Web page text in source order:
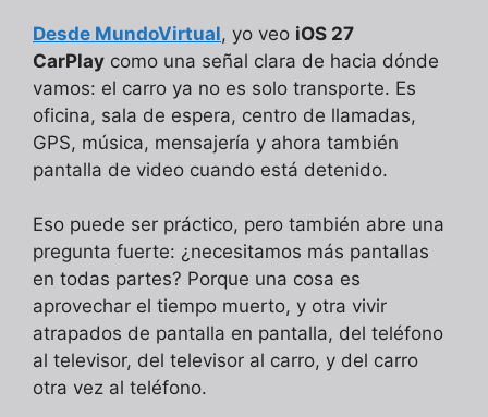
Desde MundoVirtual, yo veo iOS 27
CarPlay como una señal clara de hacia dónde
vamos: el carro ya no es solo transporte. Es
oficina, sala de espera, centro de llamadas,
GPS, música, mensajería y ahora también
pantalla de video cuando está detenido.
Eso puede ser práctico, pero también abre una
pregunta fuerte: ¿necesitamos más pantallas
en todas partes? Porque una cosa es
aprovechar el tiempo muerto, y otra vivir
atrapados de pantalla en pantalla, del teléfono
al televisor, del televisor al carro, y del carro
otra vez al teléfono.